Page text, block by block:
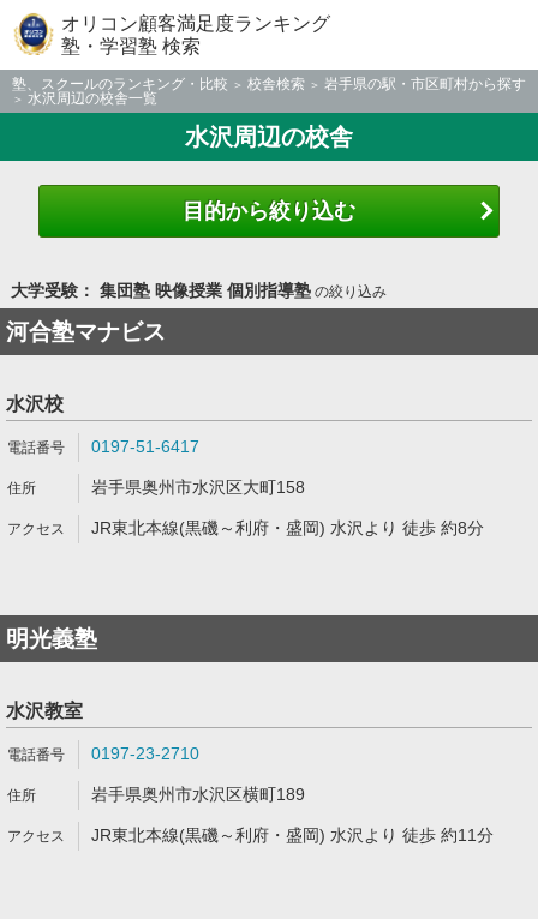
オリコン顧客満足度ランキング
塾・学習塾 検索
塾、スクールのランキング・比較 校舎検索
岩手県の駅・市区町村から探す
水沢周辺の校舎一覧
水沢周辺の校舎
目的から絞り込む
大学受験： 集団塾 映像授業 個別指導塾の絞り込み
河合塾マナビス
水沢校
0197-51-6417
岩手県奥州市水沢区大町158
JR東北本線(黒磯～利府・盛岡) 水沢より 徒歩 約8分
明光義塾
水沢教室
0197-23-2710
岩手県奥州市水沢区横町189
JR東北本線(黒磯～利府・盛岡) 水沢より 徒歩 約11分